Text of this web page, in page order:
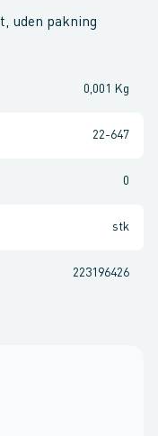
uden pakning
0,001 Kg
22-647
0
stk
223196426